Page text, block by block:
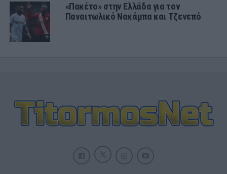
«Πακέτο» στην Ελλάδα για τον
Παναιτωλικό Νακάμπα και Τζενεπό